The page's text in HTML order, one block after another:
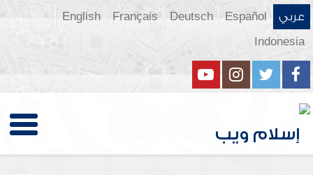
عربي Español
Deutsch
Français
English
Indonesia